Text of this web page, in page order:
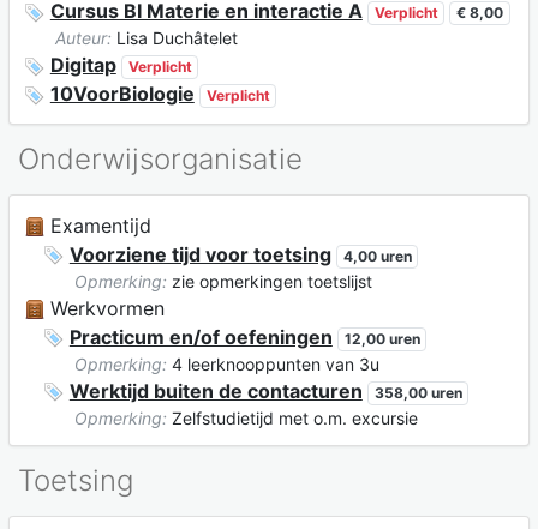
Cursus BI Materie en interactie A Verplicht € 8,00
Auteur: Lisa Duchâtelet
Digitap Verplicht
10VoorBiologie Verplicht
Onderwijsorganisatie
Examentijd
Voorziene tijd voor toetsing
4,00 uren
Opmerking: zie opmerkingen toetslijst
Werkvormen
Practicum en/of oefeningen
12,00 uren
Opmerking: 4 leerknooppunten van 3u
Werktijd buiten de contacturen 358,00 uren
Opmerking: Zelfstudietijd met o.m. excursie
Toetsing